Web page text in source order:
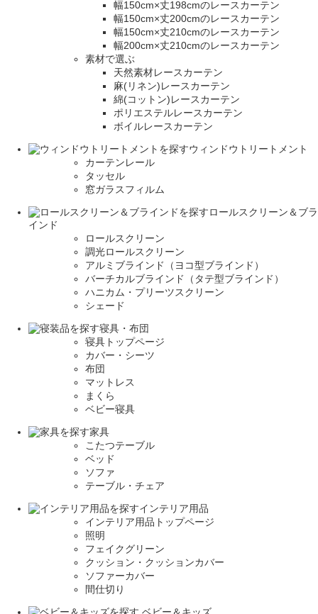
幅150cm×丈198cmのレースカーテン
幅150cm×丈200cmのレースカーテン
幅150cm×丈210cmのレースカーテン
幅200cm×丈210cmのレースカーテン
素材で選ぶ
天然素材レースカーテン
麻(リネン)レースカーテン
綿(コットン)レースカーテン
ポリエステルレースカーテン
ボイルレースカーテン
ウィンドウトリートメント
カーテンレール
タッセル
窓ガラスフィルム
ロールスクリーン＆ブラ
インド
ロールスクリーン
調光ロールスクリーン
アルミブラインド（ヨコ型ブラインド）
バーチカルブラインド（タテ型ブラインド）
ハニカム・プリーツスクリーン
シェード
寝具・布団
寝具トップページ
カバー・シーツ
布団
マットレス
まくら
ベビー寝具
家具
こたつテーブル
ベッド
ソファ
テーブル・チェア
インテリア用品
インテリア用品トップページ
照明
フェイクグリーン
クッション・クッションカバー
ソファーカバー
間仕切り